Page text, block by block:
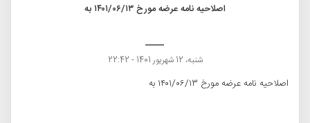
اصلاحیه نامه عرضه مورخ ۱۴۰۱/۰۶/۱۳ به
شنبه، 12 شهریور 1401 - 22:42
اصلاحیه نامه عرضه مورخ ۱۴۰۱/۰۶/۱۳ به